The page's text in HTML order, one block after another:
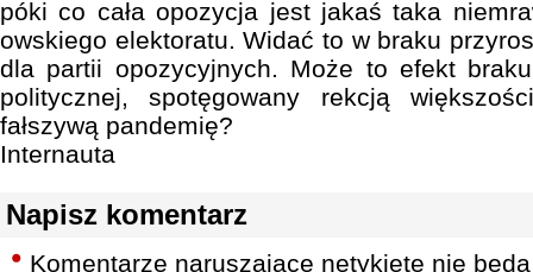
póki co cała opozycja jest jakaś taka
owskiego elektoratu. Widać to w braku
dla partii opozycyjnych. Może to efekt
politycznej, spotęgowany rekcją
fałszywą pandemię?
Internauta
Napisz komentarz
Komentarze naruszające netykietę nie